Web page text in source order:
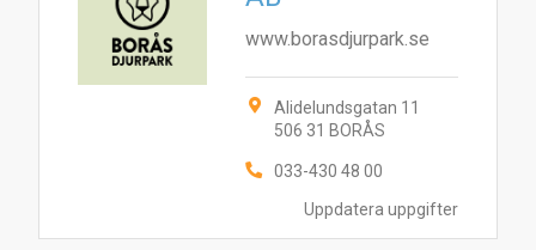
Uppdatera uppgifter
www.borasdjurpark.se
Alidelundsgatan 11
506 31 BORÅS
033-430 48 00